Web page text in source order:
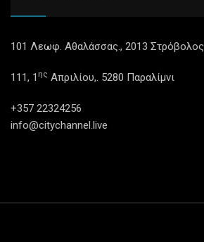
101 Λεωφ. Αθαλάσσας., 2013 Στρόβολος
111, 1 ης Απριλίου,. 5280 Παραλίμνι
+357 22324256
info@citychannel.live